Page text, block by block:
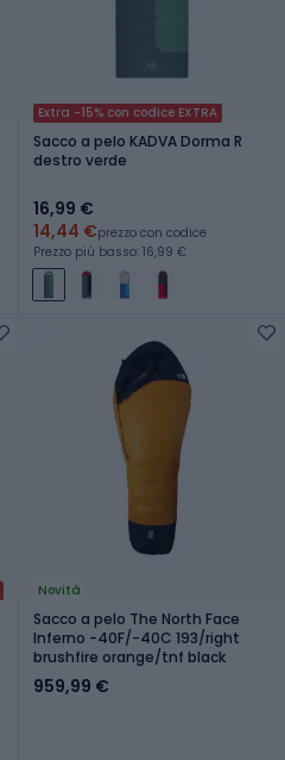
Extra -15% con codice EXTRA
Sacco a pelo KADVA Dorma R
destro verde
16,99 €
14,44 €prezzo con codice
Prezzo più basso: 16,99 €
Novità
Sacco a pelo The North Face
Inferno -40F/-40C 193/right
brushfire orange/tnf black
959,99 €